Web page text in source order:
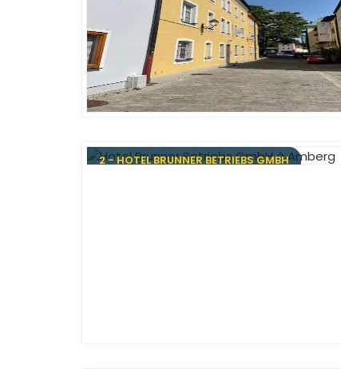
2 - HOTEL BRUNNER BETRIEBS GMBH